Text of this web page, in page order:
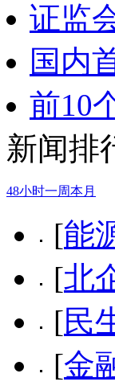
证监
国内
前10
新闻排
48小时一周本月
[能
[北
[民
[金